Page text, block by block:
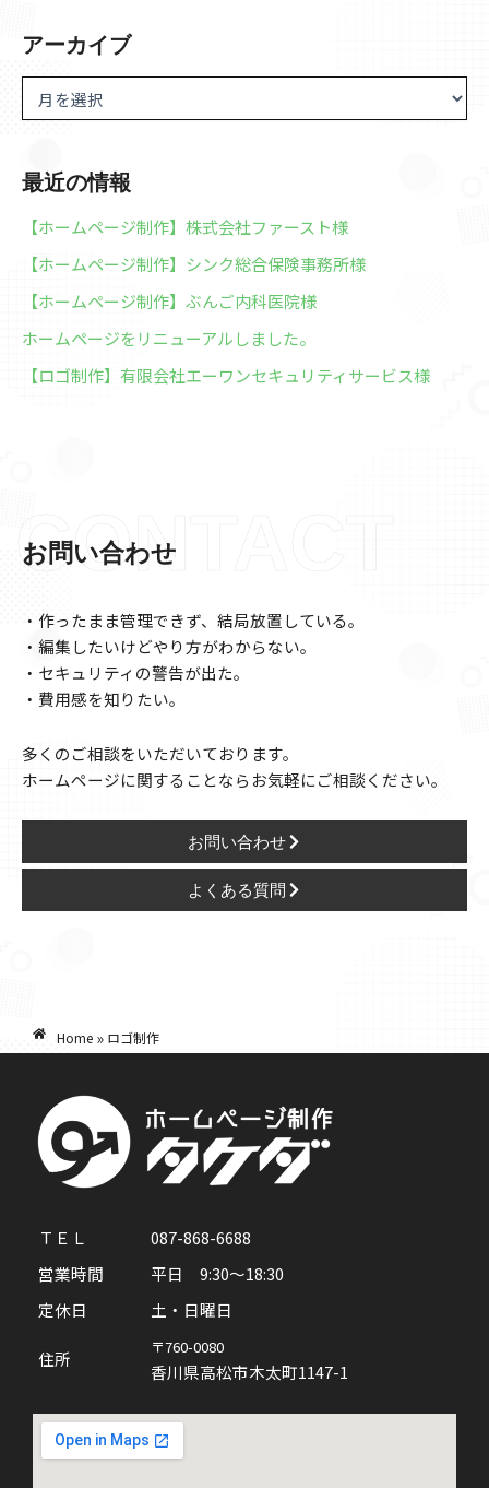
アーカイブ
最近の情報
【ホームページ制作】株式会社ファースト様
【ホームページ制作】シンク総合保険事務所様
【ホームページ制作】ぶんご内科医院様
ホームページをリニューアルしました。
【ロゴ制作】有限会社エーワンセキュリティサービス様
CONTACT
お問い合わせ
・作ったまま管理できず、結局放置している。
・編集したいけどやり方がわからない。
・セキュリティの警告が出た。
・費用感を知りたい。
多くのご相談をいただいております。
ホームページに関することならお気軽にご相談ください。
お問い合わせ
よくある質問
Home » ロゴ制作
ＴＥＬ
087-868-6688
営業時間
平日 9:30～18:30
定休日
土・日曜日
住所
〒760-0080
香川県高松市木太町1147-1